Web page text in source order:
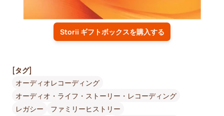
Storii ギフトボックスを購入する
[タグ]
オーディオレコーディング
オーディオ・ライフ・ストーリー・レコーディング
レガシー
ファミリーヒストリー